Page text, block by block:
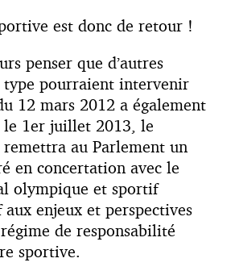
est donc de retour !
penser que d’autres
type pourraient intervenir
12 mars 2012 a également
le 1er juillet 2013, le
au Parlement un
en concertation avec le
olympique et sportif
enjeux et perspectives
de responsabilité
sportive.